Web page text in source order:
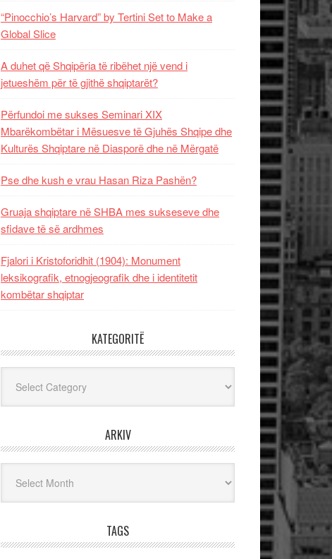
“Pinocchio’s Harvard” by Tertini Set to Make a
Global Slice
A duhet që Shqipëria të ribëhet një vend i
jetueshëm për të gjithë shqiptarët?
Përfundoi me sukses Seminari XIX
Mbarëkombëtar i Mësuesve të Gjuhës Shqipe dhe
Kulturës Shqiptare në Diasporë dhe në Mërgatë
Pse dhe kush e vrau Hasan Riza Pashën?
Gruaja shqiptare në SHBA mes sukseseve dhe
sfidave të së ardhmes
Fjalori i Kristoforidhit (1904): Monument
leksikografik, etnogjeografik dhe i identitetit
kombëtar shqiptar
KATEGORITË
ARKIV
TAGS